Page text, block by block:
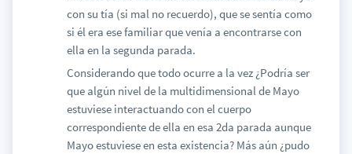
con su tía (si mal no recuerdo), que se sentía como
si él era ese familiar que venía a encontrarse con
ella en la segunda parada.
Considerando que todo ocurre a la vez ¿Podría ser
que algún nivel de la multidimensional de Mayo
estuviese interactuando con el cuerpo
correspondiente de ella en esa 2da parada aunque
Mayo estuviese en esta existencia? Más aún ¿pudo